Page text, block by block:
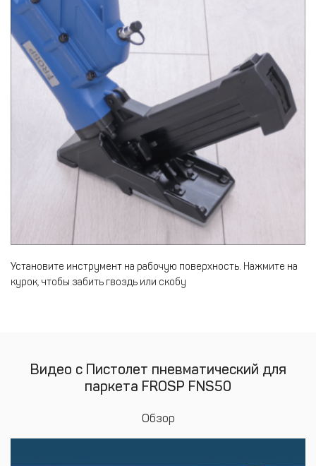
Установите инструмент на рабочую поверхность. Нажмите на
курок, чтобы забить гвоздь или скобу
Видео с Пистолет пневматический для
паркета FROSP FNS50
Обзор